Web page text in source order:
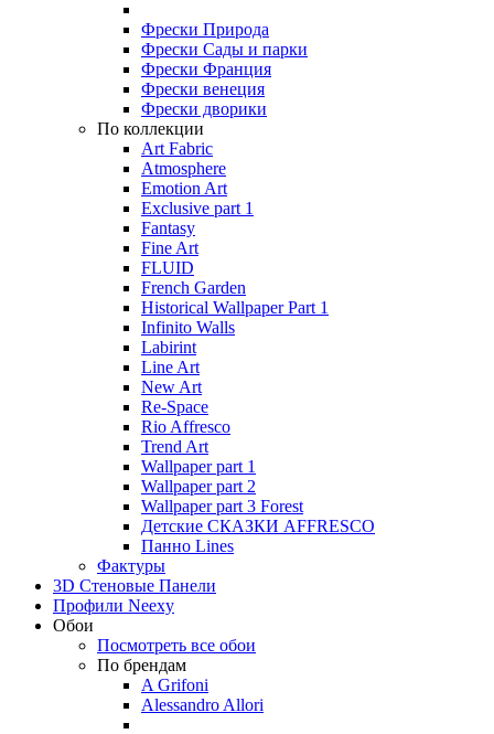
Фрески Природа
Фрески Сады и парки
Фрески Франция
Фрески венеция
Фрески дворики
По коллекции
Art Fabric
Atmosphere
Emotion Art
Exclusive part 1
Fantasy
Fine Art
FLUID
French Garden
Historical Wallpaper Part 1
Infinito Walls
Labirint
Line Art
New Art
Re-Space
Rio Affresco
Trend Art
Wallpaper part 1
Wallpaper part 2
Wallpaper part 3 Forest
Детские СКАЗКИ AFFRESCO
Панно Lines
Фактуры
3D Стеновые Панели
Профили Neexy
Обои
Посмотреть все обои
По брендам
A Grifoni
Alessandro Allori